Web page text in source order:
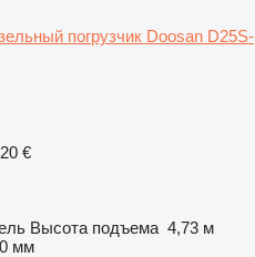
погрузчик Doosan D25S-
€
Высота подъема 4,73 м
мм